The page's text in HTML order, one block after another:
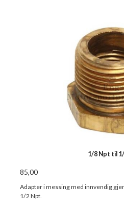
1/8 Npt til
85,00
Adapter i messing med innvendig
1/2 Npt.